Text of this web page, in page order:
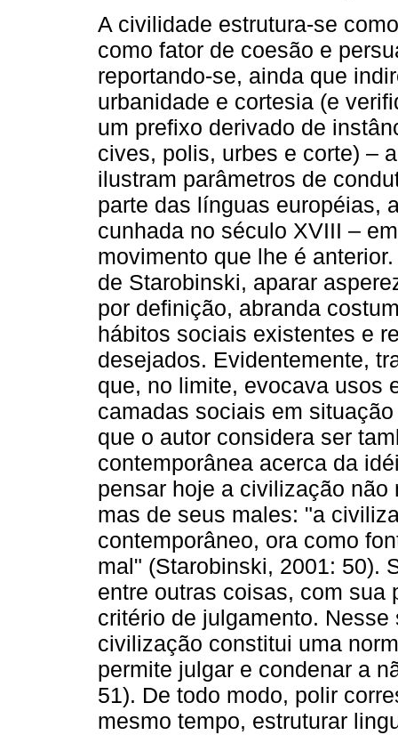
A civilidade estrutura-se
como fator de coesão e
reportando-se, ainda que
urbanidade e cortesia (e
um prefixo derivado de
cives, polis, urbes e corte) –
ilustram parâmetros de
parte das línguas européias,
cunhada no século XVIII –
movimento que lhe é
de Starobinski, aparar
por definição, abranda
hábitos sociais existentes e
desejados. Evidentemente,
que, no limite, evocava usos
camadas sociais em
que o autor considera ser
contemporânea acerca da
pensar hoje a civilização
mas de seus males: "a
contemporâneo, ora como
mal" (Starobinski, 2001: 50).
entre outras coisas, com sua
critério de julgamento.
civilização constitui uma
permite julgar e condenar a
51). De todo modo, polir
mesmo tempo, estruturar